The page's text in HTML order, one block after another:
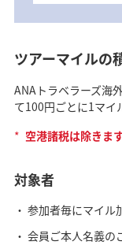
ツアーマイルの
ANAトラベラーズ海
て100円ごとに1マイ
* 空港諸税は除きます
対象者
参加者毎にマイル
会員ご本人名義の